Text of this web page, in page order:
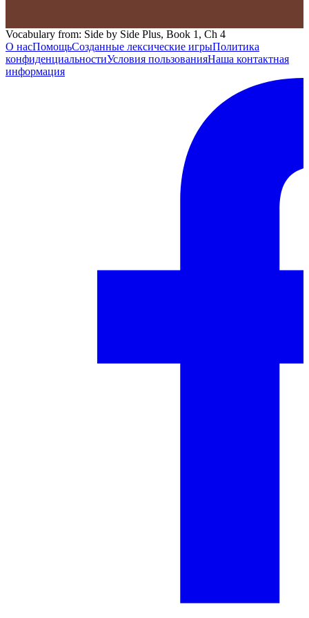
Vocabulary from: Side by Side Plus, Book 1, Ch 4
О насПомощьСозданные лексические игрыПолитика
конфиденциальностиУсловия пользованияНаша контактная
информация